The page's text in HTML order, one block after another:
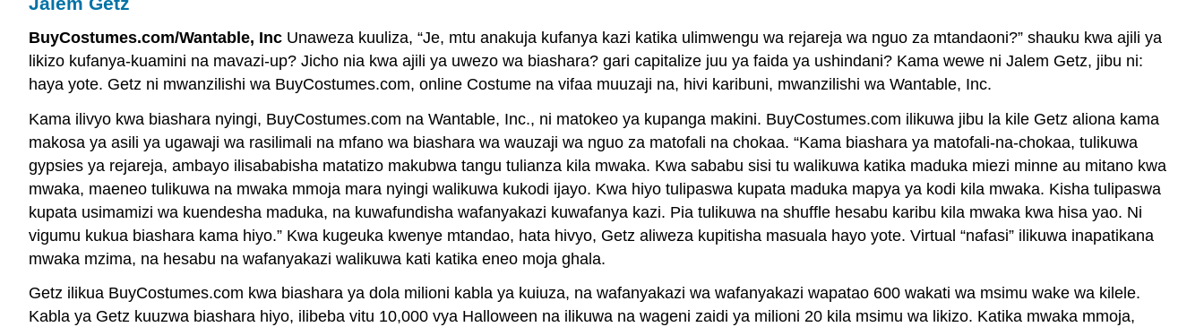
BuyCostumes.com/Wantable, Inc Unaweza kuuliza, “Je, mtu anakuja kufanya kazi katika ulimwengu wa rejareja wa nguo za mtandaoni?” shauku kwa ajili ya
likizo kufanya-kuamini na mavazi-up? Jicho nia kwa ajili ya uwezo wa biashara? gari capitalize juu ya faida ya ushindani? Kama wewe ni Jalem Getz, jibu ni:
haya yote. Getz ni mwanzilishi wa BuyCostumes.com, online Costume na vifaa muuzaji na, hivi karibuni, mwanzilishi wa Wantable, Inc.
Kama ilivyo kwa biashara nyingi, BuyCostumes.com na Wantable, Inc., ni matokeo ya kupanga makini. BuyCostumes.com ilikuwa jibu la kile Getz aliona kama
makosa ya asili ya ugawaji wa rasilimali na mfano wa biashara wa wauzaji wa nguo za matofali na chokaa. “Kama biashara ya matofali-na-chokaa, tulikuwa
gypsies ya rejareja, ambayo ilisababisha matatizo makubwa tangu tulianza kila mwaka. Kwa sababu sisi tu walikuwa katika maduka miezi minne au mitano kwa
mwaka, maeneo tulikuwa na mwaka mmoja mara nyingi walikuwa kukodi ijayo. Kwa hiyo tulipaswa kupata maduka mapya ya kodi kila mwaka. Kisha tulipaswa
kupata usimamizi wa kuendesha maduka, na kuwafundisha wafanyakazi kuwafanya kazi. Pia tulikuwa na shuffle hesabu karibu kila mwaka kwa hisa yao. Ni
vigumu kukua biashara kama hiyo.” Kwa kugeuka kwenye mtandao, hata hivyo, Getz aliweza kupitisha masuala hayo yote. Virtual “nafasi” ilikuwa inapatikana
mwaka mzima, na hesabu na wafanyakazi walikuwa kati katika eneo moja ghala.
Getz ilikua BuyCostumes.com kwa biashara ya dola milioni kabla ya kuiuza, na wafanyakazi wa wafanyakazi wapatao 600 wakati wa msimu wake wa kilele.
Kabla ya Getz kuuzwa biashara hiyo, ilibeba vitu 10,000 vya Halloween na ilikuwa na wageni zaidi ya milioni 20 kila msimu wa likizo. Katika mwaka mmoja,